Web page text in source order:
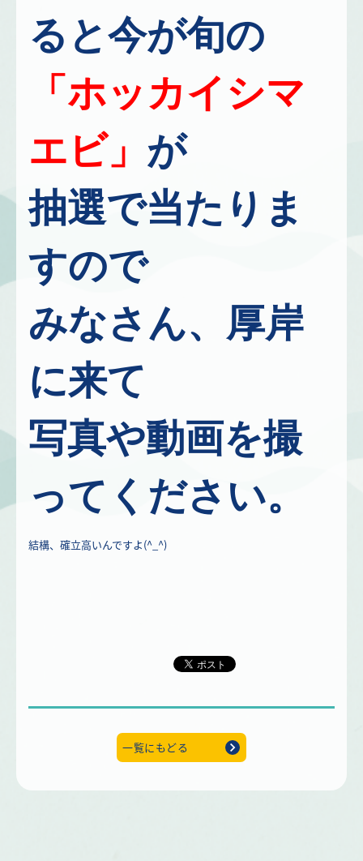
ると今が旬の
「ホッカイシマ
エビ」 が
抽選で当たりま
すので
みなさん、厚岸
に来て
写真や動画を撮
ってください。
結構、確立高いんですよ(^_^)
一覧にもどる